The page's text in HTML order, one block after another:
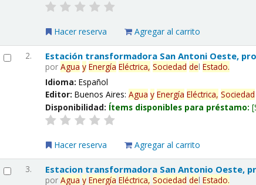
Hacer reserva Agregar al carrito
2. Estación transformadora San Antoni Oeste,
porAgua y Energía Eléctrica, Sociedad delEstado.
Idioma:Español
Editor:Buenos Aires:Agua y Energía Eléctrica, Sociedad
Disponibilidad: Ítems disponibles para préstamo:
Hacer reserva Agregar al carrito
3. Estacion transformadora San Antonio Oeste,
porAgua y Energía Eléctrica, Sociedad delEstado.